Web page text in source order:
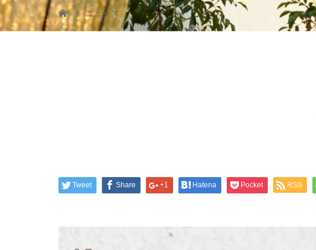
ニュース
Tweet Share +1 Hatena Pocket RSS